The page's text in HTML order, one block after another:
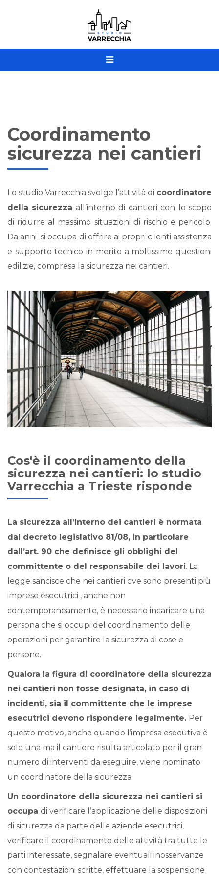
Coordinamento
sicurezza nei cantieri
Lo studio Varrecchia svolge l’attività di coordinatore
della sicurezza all’interno di cantieri con lo scopo
di ridurre al massimo situazioni di rischio e pericolo.
Da anni si occupa di offrire ai propri clienti assistenza
e supporto tecnico in merito a moltissime questioni
edilizie, compresa la sicurezza nei cantieri.
Cos'è il coordinamento della
sicurezza nei cantieri: lo studio
Varrecchia a Trieste risponde
La sicurezza all’interno dei cantieri è normata
dal decreto legislativo 81/08, in particolare
dall’art. 90 che definisce gli obblighi del
committente o del responsabile dei lavori. La
legge sancisce che nei cantieri ove sono presenti più
imprese esecutrici , anche non
contemporaneamente, è necessario incaricare una
persona che si occupi del coordinamento delle
operazioni per garantire la sicurezza di cose e
persone.
Qualora la figura di coordinatore della sicurezza
nei cantieri non fosse designata, in caso di
incidenti, sia il committente che le imprese
esecutrici devono rispondere legalmente. Per
questo motivo, anche quando l’impresa esecutiva è
solo una ma il cantiere risulta articolato per il gran
numero di interventi da eseguire, viene nominato
un coordinatore della sicurezza.
Un coordinatore della sicurezza nei cantieri si
occupa di verificare l’applicazione delle disposizioni
di sicurezza da parte delle aziende esecutrici,
verificare il coordinamento delle attività tra tutte le
parti interessate, segnalare eventuali inosservanze
con contestazioni scritte, effettuare la sospensione